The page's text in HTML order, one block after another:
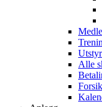
Utstyr
Alle